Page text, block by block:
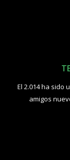
El 2.014 ha sido
amigos